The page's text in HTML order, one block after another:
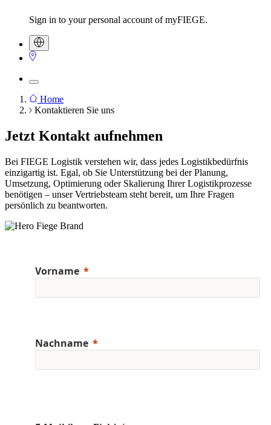
Sign in to your personal account of myFIEGE.
Breadcrumb
Home
Kontaktieren Sie uns
Jetzt Kontakt aufnehmen
Bei FIEGE Logistik verstehen wir, dass jedes Logistikbedürfnis
einzigartig ist. Egal, ob Sie Unterstützung bei der Planung,
Umsetzung, Optimierung oder Skalierung Ihrer Logistikprozesse
benötigen – unser Vertriebsteam steht bereit, um Ihre Fragen
persönlich zu beantworten.
Vorname
Nachname